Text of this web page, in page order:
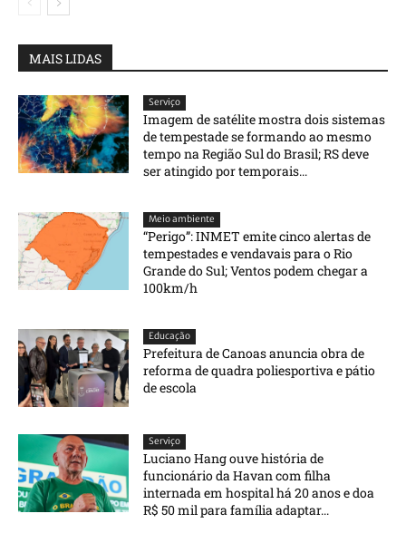
MAIS LIDAS
Serviço
Imagem de satélite mostra dois sistemas
de tempestade se formando ao mesmo
tempo na Região Sul do Brasil; RS deve
ser atingido por temporais...
Meio ambiente
“Perigo”: INMET emite cinco alertas de
tempestades e vendavais para o Rio
Grande do Sul; Ventos podem chegar a
100km/h
Educação
Prefeitura de Canoas anuncia obra de
reforma de quadra poliesportiva e pátio
de escola
Serviço
Luciano Hang ouve história de
funcionário da Havan com filha
internada em hospital há 20 anos e doa
R$ 50 mil para família adaptar...